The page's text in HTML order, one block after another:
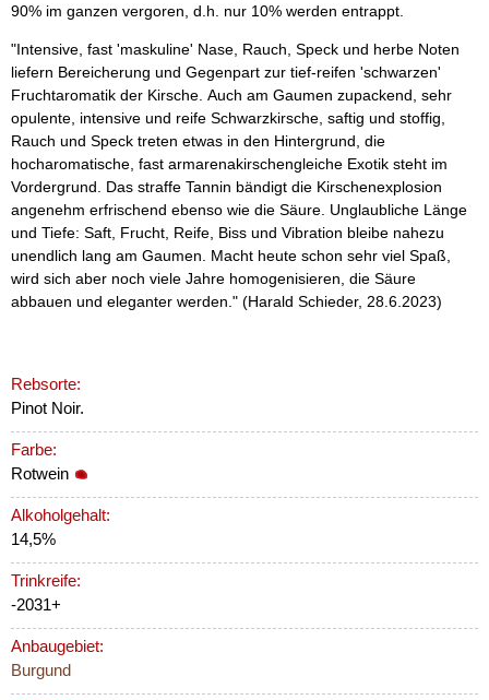
90% im ganzen vergoren, d.h. nur 10% werden entrappt.
"Intensive, fast 'maskuline' Nase, Rauch, Speck und herbe Noten
liefern Bereicherung und Gegenpart zur tief-reifen 'schwarzen'
Fruchtaromatik der Kirsche. Auch am Gaumen zupackend, sehr
opulente, intensive und reife Schwarzkirsche, saftig und stoffig,
Rauch und Speck treten etwas in den Hintergrund, die
hocharomatische, fast armarenakirschengleiche Exotik steht im
Vordergrund. Das straffe Tannin bändigt die Kirschenexplosion
angenehm erfrischend ebenso wie die Säure. Unglaubliche Länge
und Tiefe: Saft, Frucht, Reife, Biss und Vibration bleibe nahezu
unendlich lang am Gaumen. Macht heute schon sehr viel Spaß,
wird sich aber noch viele Jahre homogenisieren, die Säure
abbauen und eleganter werden." (Harald Schieder, 28.6.2023)
Rebsorte:
Pinot Noir.
Farbe:
Rotwein
Alkoholgehalt:
14,5%
Trinkreife:
-2031+
Anbaugebiet:
Burgund